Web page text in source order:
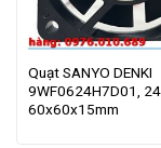
Quạt SANYO DENKI
9WF0624H7D01,
60x60x15mm